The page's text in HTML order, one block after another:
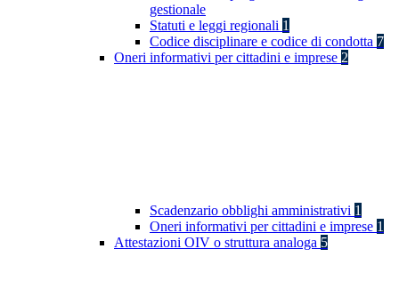
gestionale
Statuti e leggi regionali 1
Codice disciplinare e codice di condotta 7
Oneri informativi per cittadini e imprese 2
Scadenzario obblighi amministrativi 1
Oneri informativi per cittadini e imprese 1
Attestazioni OIV o struttura analoga 5